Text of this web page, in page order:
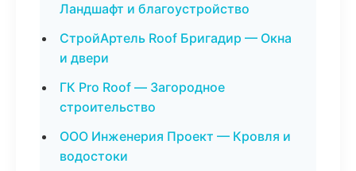
Ландшафт и благоустройство
СтройАртель Roof Бригадир — Окна
и двери
ГК Pro Roof — Загородное
строительство
ООО Инженерия Проект — Кровля и
водостоки